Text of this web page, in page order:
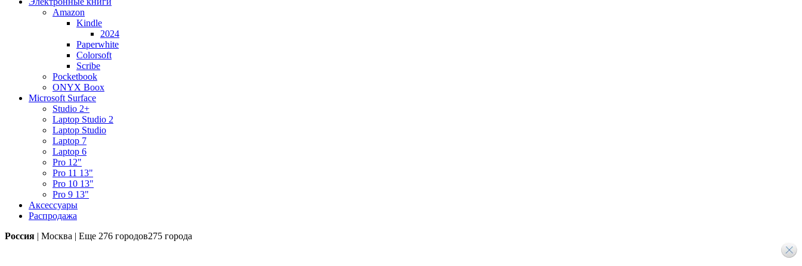
Amazon
Kindle
2024
Paperwhite
Colorsoft
Scribe
Pocketbook
ONYX Boox
Microsoft Surface
Studio 2+
Laptop Studio 2
Laptop Studio
Laptop 7
Laptop 6
Pro 12"
Pro 11 13"
Pro 10 13"
Pro 9 13"
Аксессуары
Распродажа
Россия | Москва | Еще 276 городов275 города